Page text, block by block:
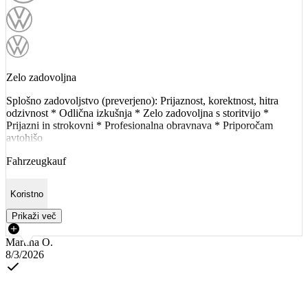
Zelo zadovoljna
Splošno zadovoljstvo (preverjeno): Prijaznost, korektnost, hitra
odzivnost * Odlična izkušnja * Zelo zadovoljna s storitvijo *
Prijazni in strokovni * Profesionalna obravnava * Priporočam
avtohišo
Fahrzeugkauf
Koristno
Prikaži več
Martina O.
8/3/2026